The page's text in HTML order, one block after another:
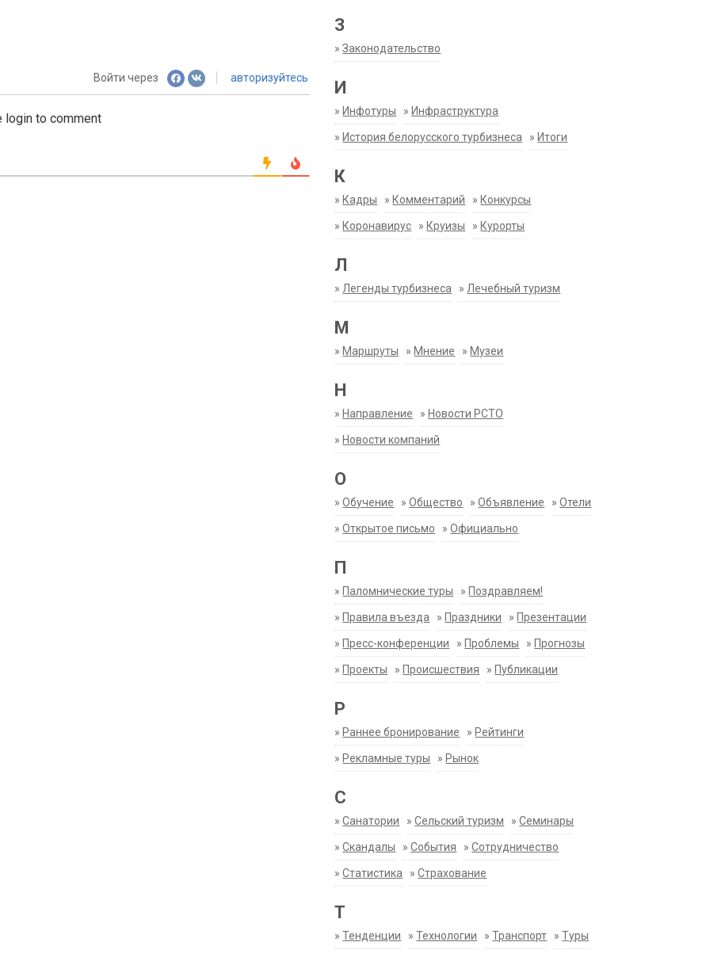
Войти через авторизуйтесь
login to comment
З
»Законодательство
И
» Инфотуры » Инфраструктура
» История белорусского турбизнеса » Итоги
К
» Кадры » Комментарий » Конкурсы
» Коронавирус » Круизы » Курорты
Л
» Легенды турбизнеса » Лечебный туризм
М
» Маршруты » Мнение » Музеи
Н
» Направление » Новости РСТО
» Новости компаний
О
»Обучение »Общество »Объявление »Отели
»Открытое письмо »Официально
П
» Паломнические туры » Поздравляем!
» Правила въезда » Праздники » Презентации
» Пресс-конференции » Проблемы » Прогнозы
» Проекты » Происшествия » Публикации
Р
» Раннее бронирование » Рейтинги
» Рекламные туры » Рынок
С
»Санатории »Сельский туризм »Семинары
»Скандалы »События »Сотрудничество
»Статистика »Страхование
Т
»Тенденции »Технологии »Транспорт »Туры